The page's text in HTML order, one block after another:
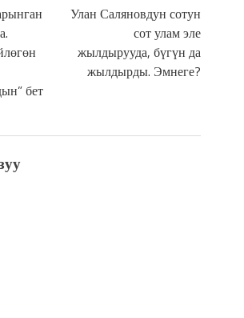
бет
Улан Саляновдун сотун
сот улам эле
жылдырууда, бүгүн да
жылдырды. Эмнеге?